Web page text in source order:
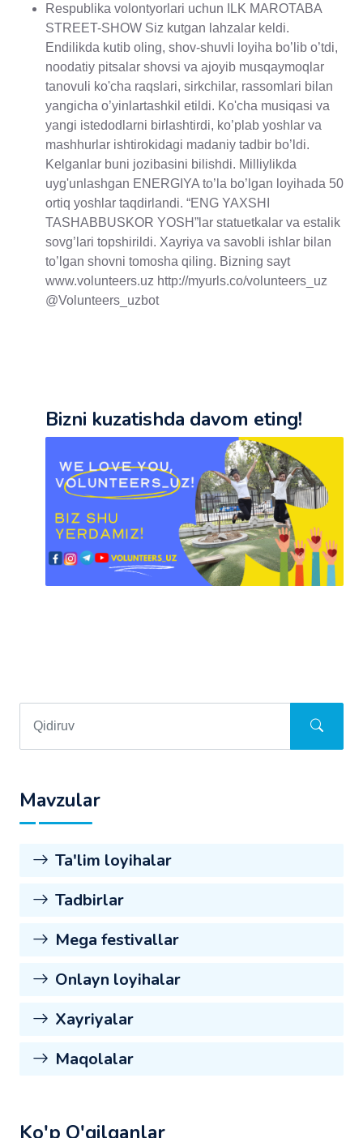
Respublika volontyorlari uchun ILK MAROTABA
STREET-SHOW Siz kutgan lahzalar keldi.
Endilikda kutib oling, shov-shuvli loyiha bo’lib o’tdi,
noodatiy pitsalar shovsi va ajoyib musqaymoqlar
tanovuli ko'cha raqslari, sirkchilar, rassomlari bilan
yangicha o’yinlartashkil etildi. Ko'cha musiqasi va
yangi istedodlarni birlashtirdi, ko’plab yoshlar va
mashhurlar ishtirokidagi madaniy tadbir bo’ldi.
Kelganlar buni jozibasini bilishdi. Milliylikda
uyg'unlashgan ENERGIYA to’la bo’lgan loyihada 50
ortiq yoshlar taqdirlandi. “ENG YAXSHI
TASHABBUSKOR YOSH”lar statuetkalar va estalik
sovg’lari topshirildi. Xayriya va savobli ishlar bilan
to’lgan shovni tomosha qiling. Bizning sayt
www.volunteers.uz http://myurls.co/volunteers_uz
@Volunteers_uzbot
Bizni kuzatishda davom eting!
Mavzular
Ta'lim loyihalar
Tadbirlar
Mega festivallar
Onlayn loyihalar
Xayriyalar
Maqolalar
Ko'p O'qilganlar